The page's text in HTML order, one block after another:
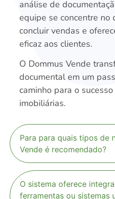
análise de
equipe se concentre no
concluir vendas e
eficaz aos clientes.
O Dommus Vende
documental em um
caminho para o
imobiliárias.
Para para quais tipos de
Vende é recomendado?
O sistema oferece
ferramentas ou sistemas